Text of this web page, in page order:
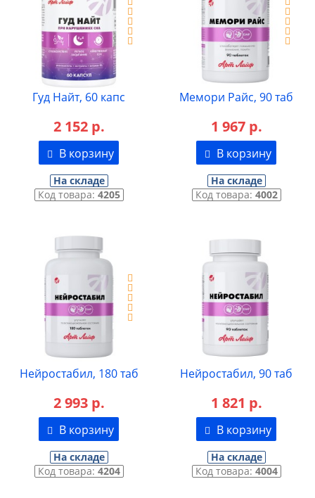
Гуд Найт, 60 капс
2 152 р.
В корзину
На складе
Код товара: 4205
Мемори Райс, 90 таб
1 967 р.
В корзину
На складе
Код товара: 4002
Нейростабил, 180 таб
2 993 р.
В корзину
На складе
Код товара: 4204
Нейростабил, 90 таб
1 821 р.
В корзину
На складе
Код товара: 4004